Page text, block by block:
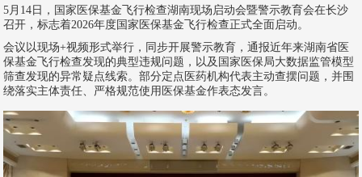
5月14日，国家医保基金飞行检查湖南现场启动会暨警示教育会在长沙
召开，标志着2026年度国家医保基金飞行检查正式全面启动。
会议以现场+视频形式举行，同步开展警示教育，通报近年来湖南省医
保基金飞行检查发现的典型违规问题，以及国家医保局大数据监管模型
筛查发现的异常疑点线索。部分定点医药机构代表主动查摆问题，并围
绕落实主体责任、严格规范使用医保基金作表态发言。